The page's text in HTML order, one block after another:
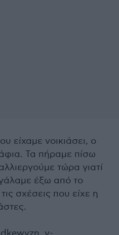
είχαμε νοικιάσει, ο
Τα πήραμε πίσω
τώρα γιατί
έξω από το
σχέσεις που είχε η